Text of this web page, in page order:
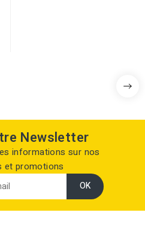
Newsletter
informations sur nos
et promotions